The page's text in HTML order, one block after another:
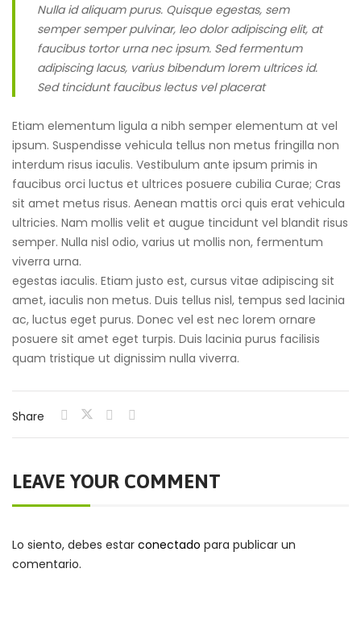
Nulla id aliquam purus. Quisque egestas, sem
semper semper pulvinar, leo dolor adipiscing elit, at
faucibus tortor urna nec ipsum. Sed fermentum
adipiscing lacus, varius bibendum lorem ultrices id.
Sed tincidunt faucibus lectus vel placerat
Etiam elementum ligula a nibh semper elementum at vel
ipsum. Suspendisse vehicula tellus non metus fringilla non
interdum risus iaculis. Vestibulum ante ipsum primis in
faucibus orci luctus et ultrices posuere cubilia Curae; Cras
sit amet metus risus. Aenean mattis orci quis erat vehicula
ultricies. Nam mollis velit et augue tincidunt vel blandit risus
semper. Nulla nisl odio, varius ut mollis non, fermentum
viverra urna.
egestas iaculis. Etiam justo est, cursus vitae adipiscing sit
amet, iaculis non metus. Duis tellus nisl, tempus sed lacinia
ac, luctus eget purus. Donec vel est nec lorem ornare
posuere sit amet eget turpis. Duis lacinia purus facilisis
quam tristique ut dignissim nulla viverra.
Share
LEAVE YOUR COMMENT
Lo siento, debes estar conectado para publicar un
comentario.